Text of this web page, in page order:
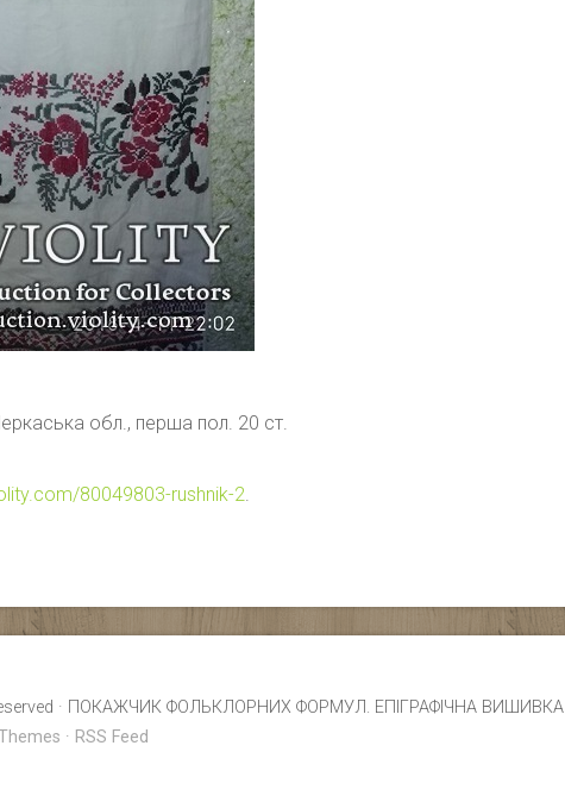
обл., перша пол. 20 ст.
80049803-rushnik-2.
· ПОКАЖЧИК ФОЛЬКЛОРНИХ ФОРМУЛ. ЕПІГРАФІЧНА ВИШИВКА
· RSS Feed